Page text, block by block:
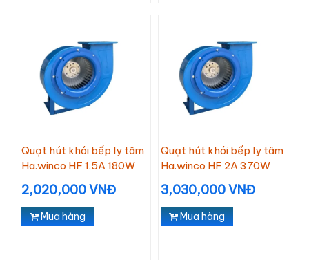
Quạt hút khói bếp ly tâm
Ha.winco HF 1.5A 180W
2,020,000 VNĐ
Mua hàng
Quạt hút khói bếp ly tâm
Ha.winco HF 2A 370W
3,030,000 VNĐ
Mua hàng